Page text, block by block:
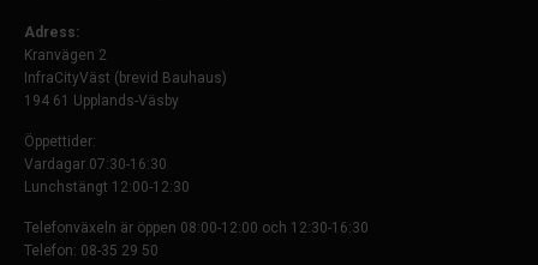
Adress:
Kranvägen 2
InfraCityVäst (brevid Bauhaus)
194 61 Upplands-Väsby
Öppettider:
Vardagar 07:30-16:30
Lunchstängt 12:00-12:30
Telefonväxeln är öppen 08:00-12:00 och 12:30-16:30
Telefon: 08-35 29 50